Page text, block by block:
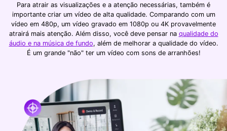
Para atrair as visualizações e a atenção necessárias, também é
importante criar um vídeo de alta qualidade. Comparando com um
vídeo em 480p, um vídeo gravado em 1080p ou 4K provavelmente
atrairá mais atenção. Além disso, você deve pensar na qualidade do
áudio e na música de fundo, além de melhorar a qualidade do vídeo.
É um grande "não" ter um vídeo com sons de arranhões!